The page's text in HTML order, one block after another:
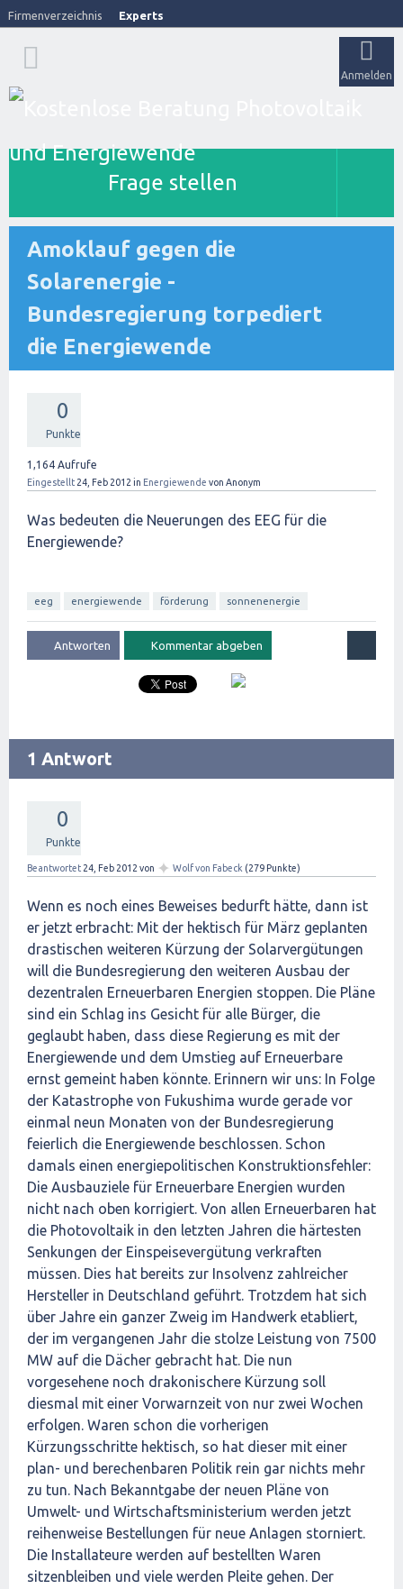
Firmenverzeichnis Experts
Anmelden
Frage stellen
Amoklauf gegen die
Solarenergie -
Bundesregierung torpediert
die Energiewende
0
Punkte
1,164 Aufrufe
Eingestellt 24, Feb 2012 in Energiewende von Anonym
Was bedeuten die Neuerungen des EEG für die
Energiewende?
eeg energiewende förderung sonnenenergie
1 Antwort
0
Punkte
Beantwortet 24, Feb 2012 von ✦ Wolf von Fabeck (279 Punkte)
Wenn es noch eines Beweises bedurft hätte, dann ist
er jetzt erbracht: Mit der hektisch für März geplanten
drastischen weiteren Kürzung der Solarvergütungen
will die Bundesregierung den weiteren Ausbau der
dezentralen Erneuerbaren Energien stoppen. Die Pläne
sind ein Schlag ins Gesicht für alle Bürger, die
geglaubt haben, dass diese Regierung es mit der
Energiewende und dem Umstieg auf Erneuerbare
ernst gemeint haben könnte. Erinnern wir uns: In Folge
der Katastrophe von Fukushima wurde gerade vor
einmal neun Monaten von der Bundesregierung
feierlich die Energiewende beschlossen. Schon
damals einen energiepolitischen Konstruktionsfehler:
Die Ausbauziele für Erneuerbare Energien wurden
nicht nach oben korrigiert. Von allen Erneuerbaren hat
die Photovoltaik in den letzten Jahren die härtesten
Senkungen der Einspeisevergütung verkraften
müssen. Dies hat bereits zur Insolvenz zahlreicher
Hersteller in Deutschland geführt. Trotzdem hat sich
über Jahre ein ganzer Zweig im Handwerk etabliert,
der im vergangenen Jahr die stolze Leistung von 7500
MW auf die Dächer gebracht hat. Die nun
vorgesehene noch drakonischere Kürzung soll
diesmal mit einer Vorwarnzeit von nur zwei Wochen
erfolgen. Waren schon die vorherigen
Kürzungsschritte hektisch, so hat dieser mit einer
plan- und berechenbaren Politik rein gar nichts mehr
zu tun. Nach Bekanntgabe der neuen Pläne von
Umwelt- und Wirtschaftsministerium werden jetzt
reihenweise Bestellungen für neue Anlagen storniert.
Die Installateure werden auf bestellten Waren
sitzenbleiben und viele werden Pleite gehen. Der